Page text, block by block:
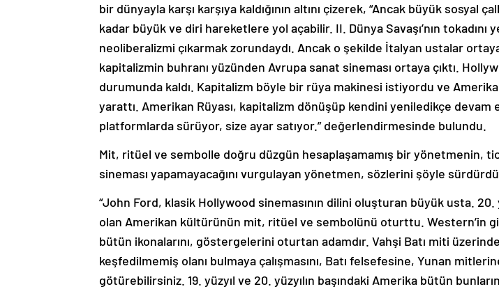
bir dünyayla karşı karşıya kaldığının altını çizerek, “Ancak büyük sosyal
kadar büyük ve diri hareketlere yol açabilir. II. Dünya Savaşı’nın tokadını
neoliberalizmi çıkarmak zorundaydı. Ancak o şekilde İtalyan ustalar
kapitalizmin buhranı yüzünden Avrupa sanat sineması ortaya çıktı.
durumunda kaldı. Kapitalizm böyle bir rüya makinesi istiyordu ve
yarattı. Amerikan Rüyası, kapitalizm dönüşüp kendini yeniledikçe devam
platformlarda sürüyor, size ayar satıyor.” değerlendirmesinde bulundu.
Mit, ritüel ve sembolle doğru düzgün hesaplaşamamış bir yönetmenin,
sineması yapamayacağını vurgulayan yönetmen, sözlerini şöyle
“John Ford, klasik Hollywood sinemasının dilini oluşturan büyük usta. 20.
olan Amerikan kültürünün mit, ritüel ve sembolünü oturttu. Western’in
bütün ikonalarını, göstergelerini oturtan adamdır. Vahşi Batı miti
keşfedilmemiş olanı bulmaya çalışmasını, Batı felsefesine, Yunan
götürebilirsiniz. 19. yüzyıl ve 20. yüzyılın başındaki Amerika bütün